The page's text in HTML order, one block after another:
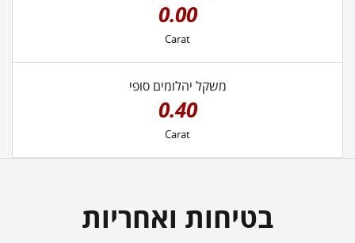
0.00
Carat
משקל יהלומים סופי
0.40
Carat
בטיחות ואחריות